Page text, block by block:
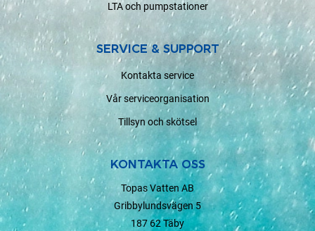
KONTAKTA OSS
Topas Vatten AB
Gribbylundsvägen 5
187 62 Täby
LTA och pumpstationer
SERVICE & SUPPORT
Kontakta service
Vår serviceorganisation
Tillsyn och skötsel